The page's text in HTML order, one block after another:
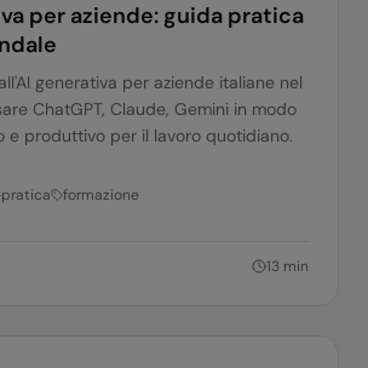
per aziende: guida pratica
generativa per aziende italiane nel
ChatGPT, Claude, Gemini in modo
e produttivo per il lavoro quotidiano.
formazione
13 min